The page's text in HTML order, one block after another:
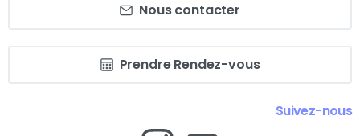
Nous contacter
Prendre Rendez-vous
Suivez-nous